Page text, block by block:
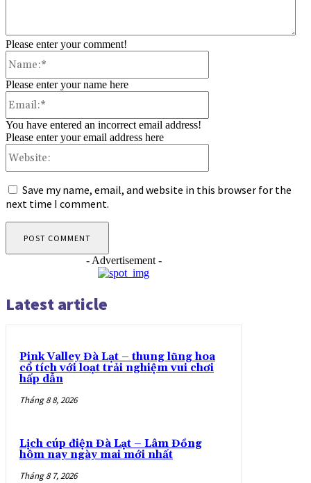
Please enter your comment!
Please enter your name here
You have entered an incorrect email address!
Please enter your email address here
Save my name, email, and website in this browser for the
next time I comment.
- Advertisement -
Latest article
Pink Valley Đà Lạt – thung lũng hoa
cổ tích với loạt trải nghiệm vui chơi
hấp dẫn
Tháng 8 8, 2026
Lịch cúp điện Đà Lạt – Lâm Đồng
hôm nay ngày mai mới nhất
Tháng 8 7, 2026